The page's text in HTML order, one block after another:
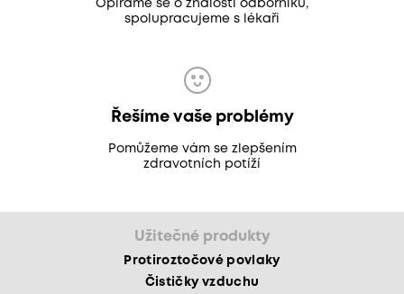
Opíráme se o znalosti odborníků,
spolupracujeme s lékaři
Řešíme vaše problémy
Pomůžeme vám se zlepšením
zdravotních potíží
Užitečné produkty
Protiroztočové povlaky
Čističky vzduchu